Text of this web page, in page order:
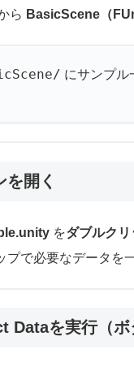
ら BasicScene（
にサンプル
開く
をダブルクリ
プで必要なデータを
を実行（ボ